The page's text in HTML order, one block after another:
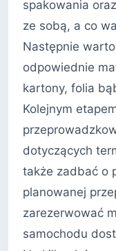
spakowania
ze sobą, a co
Następnie
odpowiednie
kartony, folia
Kolejnym
dotyczących
także zadbać o
planowanej
zarezerwować
samochodu